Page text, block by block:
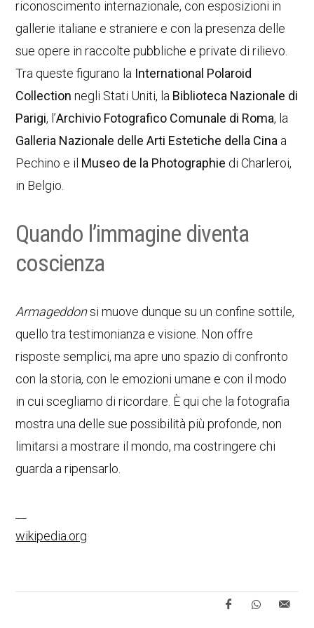
riconoscimento internazionale, con esposizioni in
gallerie italiane e straniere e con la presenza delle
sue opere in raccolte pubbliche e private di rilievo.
Tra queste figurano la International Polaroid
Collection negli Stati Uniti, la Biblioteca Nazionale di
Parigi, l’Archivio Fotografico Comunale di Roma, la
Galleria Nazionale delle Arti Estetiche della Cina a
Pechino e il Museo de la Photographie di Charleroi,
in Belgio.
Quando l’immagine diventa
coscienza
Armageddonsi muove dunque su un confine sottile,
quello tra testimonianza e visione. Non offre
risposte semplici, ma apre uno spazio di confronto
con la storia, con le emozioni umane e con il modo
in cui scegliamo di ricordare. È qui che la fotografia
mostra una delle sue possibilità più profonde, non
limitarsi a mostrare il mondo, ma costringere chi
guarda a ripensarlo.
wikipedia.org